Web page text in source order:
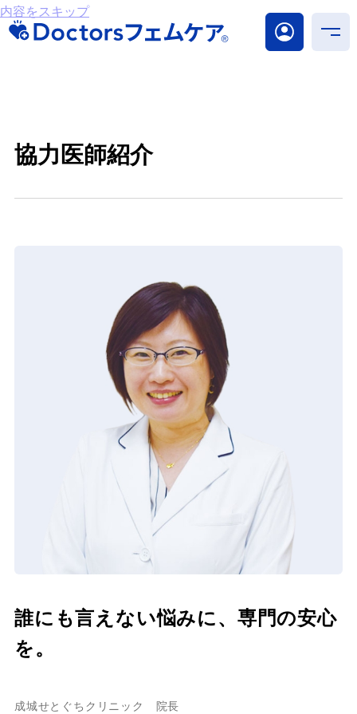
内容をスキップ
協力医師紹介
誰にも言えない悩みに、専門の安心
を。
成城せとぐちクリニック 院長